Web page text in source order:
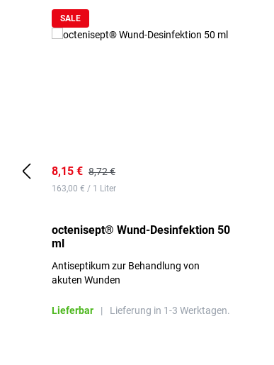
SALE
8,15 € 8,72 €
163,00 € / 1 Liter
octenisept® Wund-Desinfektion 50
ml
Antiseptikum zur Behandlung von
akuten Wunden
Lieferbar | Lieferung in 1-3 Werktagen.